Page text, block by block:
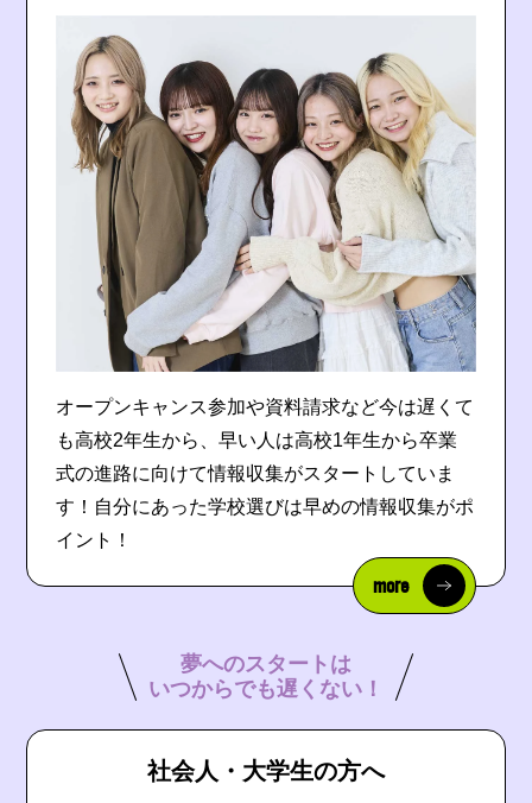
オープンキャンス参加や資料請求など今は遅くて
も高校2年生から、早い人は高校1年生から卒業
式の進路に向けて情報収集がスタートしていま
す！自分にあった学校選びは早めの情報収集がポ
イント！
more
夢へのスタートは
いつからでも遅くない！
社会人・大学生の方へ